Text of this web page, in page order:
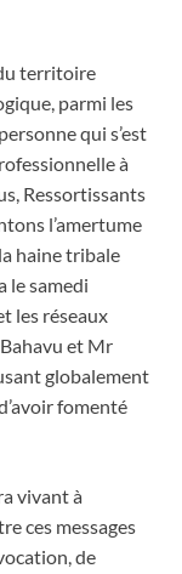
territoire
parmi les
qui s’est
à
Ressortissants
l’amertume
haine tribale
le samedi
les réseaux
et Mr
globalement
fomenté
vivant à
ces messages
de